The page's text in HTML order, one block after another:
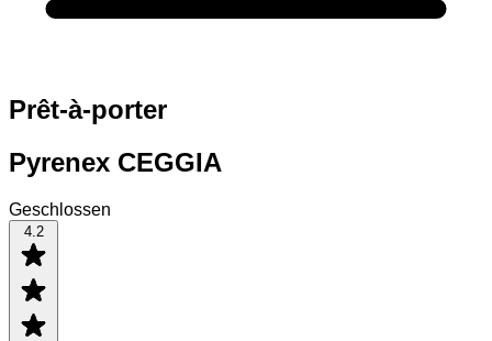
Prêt-à-porter
Pyrenex CEGGIA
Geschlossen
4.2